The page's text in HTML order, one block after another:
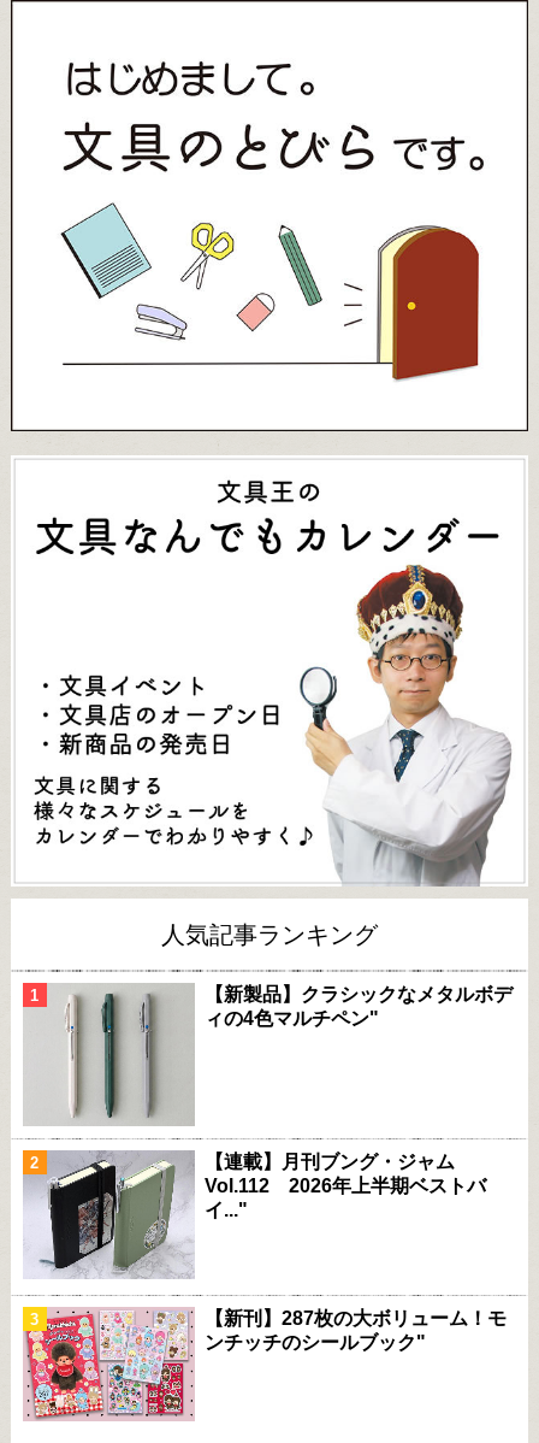
人気記事ランキング
【新製品】クラシックなメタルボデ
ィの4色マルチペン"
【連載】月刊ブング・ジャム
Vol.112 2026年上半期ベストバ
イ..."
【新刊】287枚の大ボリューム！モ
ンチッチのシールブック"